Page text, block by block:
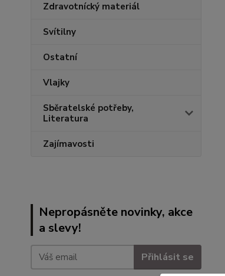
Zdravotnícký materiál
Svítilny
Ostatní
Vlajky
Sběratelské potřeby,
Literatura
Zajímavosti
Nepropásněte novinky, akce
a slevy!
Přihlásit se